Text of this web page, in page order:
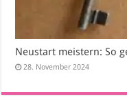
Neustart meistern: So
28. November 2024